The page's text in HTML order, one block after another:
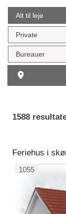
Alt til leje
Private
Bureauer
1588
Feriehus i
1055